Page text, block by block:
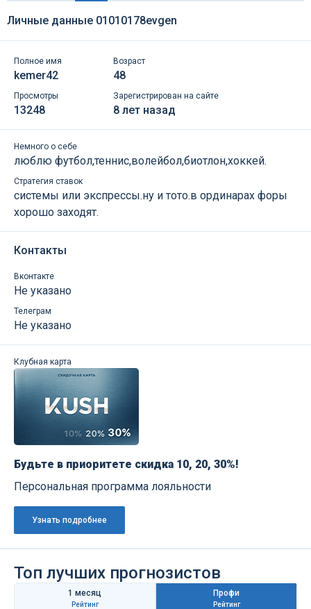
Личные данные 01010178evgen
Полное имя
kemer42
Возраст
48
Просмотры
13248
Зарегистрирован на сайте
8 лет назад
Немного о себе
люблю футбол,теннис,волейбол,биотлон,хоккей.
Стратегия ставок
системы или экспрессы.ну и тото.в ординарах форы
хорошо заходят.
Контакты
Вконтакте
Не указано
Телеграм
Не указано
Клубная карта
Будьте в приоритете скидка 10, 20, 30%!
Персональная программа лояльности
Узнать подробнее
Топ лучших прогнозистов
1 месяц
Рейтинг
Профи
Рейтинг